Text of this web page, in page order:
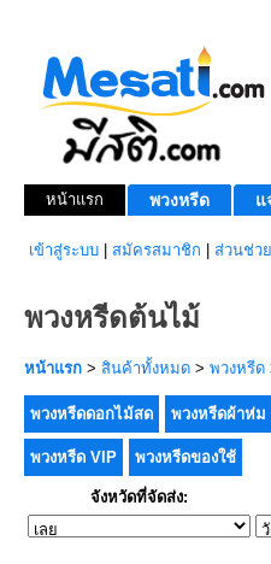
หน้าแรก พวงหรีด แ
เข้าสู่ระบบ สมัครสมาชิก ส่วนช่ว
พวงหรีดต้นไม้
หน้าแรก > สินค้าทั้งหมด > พวงหรีด
พวงหรีดดอกไม้สด พวงหรีดผ้าห่ม
พวงหรีด VIP พวงหรีดของใช้
จังหวัดที่จัดส่ง: